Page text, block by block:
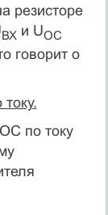
резисторе
ВХи UОС
говорит о
по току